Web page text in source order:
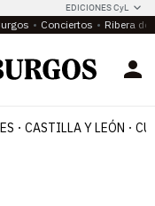
EDICIONES CyL
Conciertos Ribera del
CASTILLA Y LEÓN